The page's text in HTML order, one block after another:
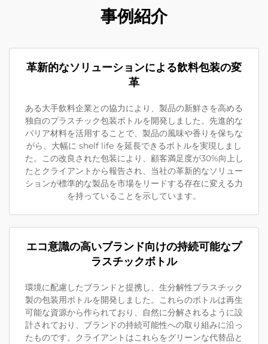
事例紹介
革新的なソリューションによる飲料包装の変
革
ある大手飲料企業との協力により、製品の新鮮さを高める
独自のプラスチック包装ボトルを開発しました。先進的な
バリア材料を活用することで、製品の風味や香りを保ちな
がら、大幅に shelf life を延長できるボトルを実現しまし
た。この改良された包装により、顧客満足度が30%向上し
たとクライアントから報告され、当社の革新的なソリュー
ションが標準的な製品を市場をリードする存在に変える力
を持っていることを示しています。
エコ意識の高いブランド向けの持続可能なプ
ラスチックボトル
環境に配慮したブランドと提携し、生分解性プラスチック
製の包装用ボトルを開発しました。これらのボトルは再生
可能な資源から作られており、自然に分解されるように設
計されており、ブランドの持続可能性への取り組みに沿っ
たものです。クライアントはこれらをグリーンな代替品と